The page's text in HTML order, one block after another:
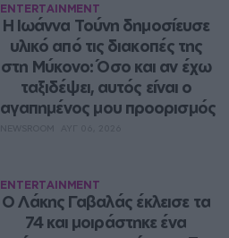
ENTERTAINMENT
Η Ιωάννα Τούνη δημοσίευσε
υλικό από τις διακοπές της
στη Μύκονο: Όσο και αν έχω
ταξιδέψει, αυτός είναι ο
αγαπημένος μου προορισμός
ENTERTAINMENT
Ο Λάκης Γαβαλάς έκλεισε τα
74 και μοιράστηκε ένα